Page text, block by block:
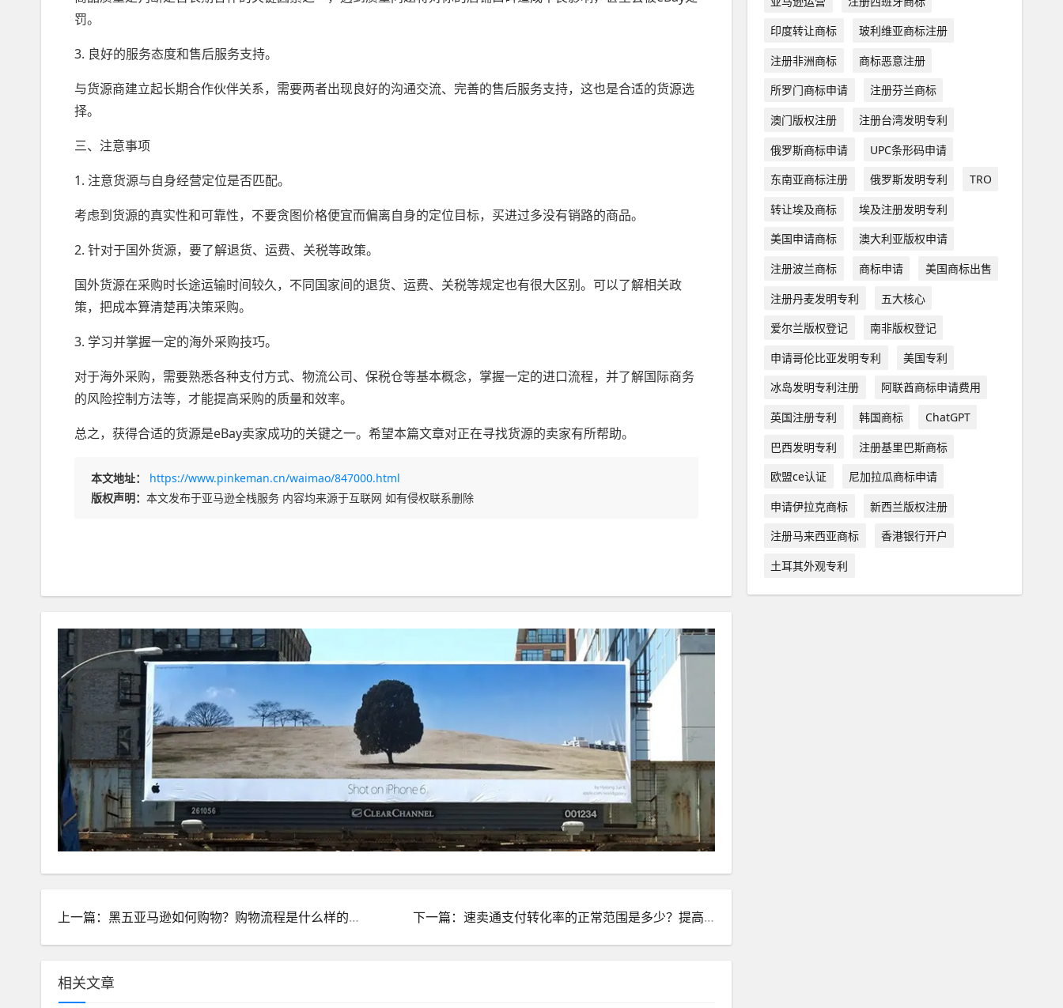
罚。
3. 良好的服务态度和售后服务支持。
与货源商建立起长期合作伙伴关系，需要两者出现良好的沟通交流、完善的售后服务支持，这也是合适的货源选
择。
三、注意事项
1. 注意货源与自身经营定位是否匹配。
考虑到货源的真实性和可靠性，不要贪图价格便宜而偏离自身的定位目标，买进过多没有销路的商品。
2. 针对于国外货源，要了解退货、运费、关税等政策。
国外货源在采购时长途运输时间较久，不同国家间的退货、运费、关税等规定也有很大区别。可以了解相关政
策，把成本算清楚再决策采购。
3. 学习并掌握一定的海外采购技巧。
对于海外采购，需要熟悉各种支付方式、物流公司、保税仓等基本概念，掌握一定的进口流程，并了解国际商务
的风险控制方法等，才能提高采购的质量和效率。
总之，获得合适的货源是eBay卖家成功的关键之一。希望本篇文章对正在寻找货源的卖家有所帮助。
本文地址：
https://www.pinkeman.cn/waimao/847000.html
版权声明： 本文发布于亚马逊全栈服务 内容均来源于互联网 如有侵权联系删除
上一篇：黑五亚马逊如何购物？购物流程是什么样的？ 下一篇：速卖通支付转化率的正常范围是多少？提高支付转化率的方法
相关文章
印度转让商标
玻利维亚商标注册
注册非洲商标
商标恶意注册
所罗门商标申请
注册芬兰商标
澳门版权注册
注册台湾发明专利
俄罗斯商标申请
UPC条形码申请
东南亚商标注册
俄罗斯发明专利
TRO
转让埃及商标
埃及注册发明专利
美国申请商标
澳大利亚版权申请
注册波兰商标
商标申请
美国商标出售
注册丹麦发明专利
五大核心
爱尔兰版权登记
南非版权登记
申请哥伦比亚发明专利
美国专利
冰岛发明专利注册
阿联酋商标申请费用
英国注册专利
韩国商标
ChatGPT
巴西发明专利
注册基里巴斯商标
欧盟ce认证
尼加拉瓜商标申请
申请伊拉克商标
新西兰版权注册
注册马来西亚商标
香港银行开户
土耳其外观专利